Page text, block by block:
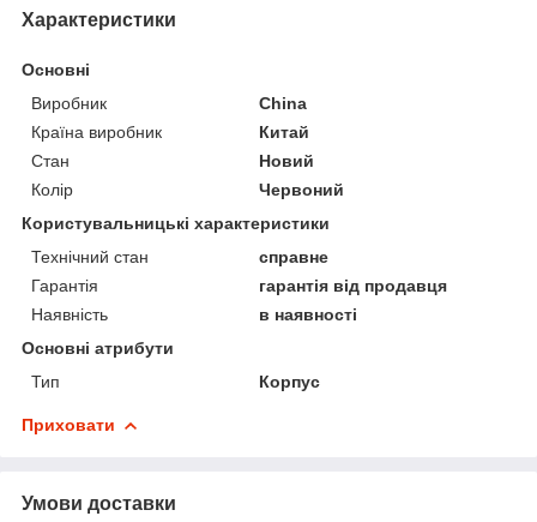
Характеристики
Основні
Виробник
China
Країна виробник
Китай
Стан
Новий
Колір
Червоний
Користувальницькі характеристики
Технічний стан
справне
Гарантія
гарантія від продавця
Наявність
в наявності
Основні атрибути
Тип
Корпус
Приховати
Умови доставки